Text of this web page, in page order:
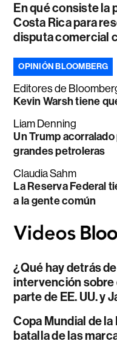
En qué consiste la
Costa Rica para
disputa comercial
OPINIÓN BLOOMBERG
Editores de
Kevin Warsh tiene
Liam Denning
Un Trump
grandes petroleras
Claudia Sahm
La Reserva Federal
a la gente común
¿Qué hay detrás
intervención sobre
parte de EE. UU. y
Copa Mundial de la
batalla de las